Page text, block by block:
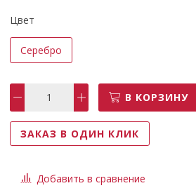
Цвет
Серебро
В КОРЗИНУ
ЗАКАЗ В ОДИН КЛИК
Добавить в сравнение